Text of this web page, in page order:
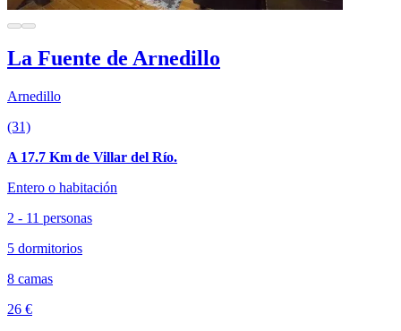
La Fuente de Arnedillo
Arnedillo
(31)
A 17.7 Km de Villar del Río.
Entero o habitación
2 - 11 personas
5 dormitorios
8 camas
26 €